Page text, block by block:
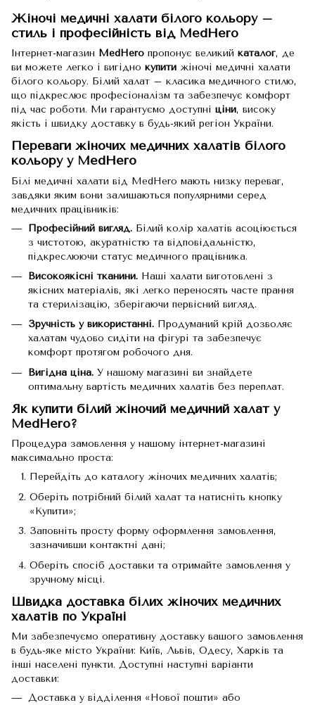
Жіночі медичні халати білого кольору –
стиль і професійність від MedHero
Інтернет-магазин MedHero пропонує великий каталог, де
ви можете легко і вигідно купити жіночі медичні халати
білого кольору. Білий халат – класика медичного стилю,
що підкреслює професіоналізм та забезпечує комфорт
під час роботи. Ми гарантуємо доступні ціни, високу
якість і швидку доставку в будь-який регіон України.
Переваги жіночих медичних халатів білого
кольору у MedHero
Білі медичні халати від MedHero мають низку переваг,
завдяки яким вони залишаються популярними серед
медичних працівників:
Професійний вигляд. Білий колір халатів асоціюється
з чистотою, акуратністю та відповідальністю,
підкреслюючи статус медичного працівника.
Високоякісні тканини. Наші халати виготовлені з
якісних матеріалів, які легко переносять часте прання
та стерилізацію, зберігаючи первісний вигляд.
Зручність у використанні. Продуманий крій дозволяє
халатам чудово сидіти на фігурі та забезпечує
комфорт протягом робочого дня.
Вигідна ціна. У нашому магазині ви знайдете
оптимальну вартість медичних халатів без переплат.
Як купити білий жіночий медичний халат у
MedHero?
Процедура замовлення у нашому інтернет-магазині
максимально проста:
Перейдіть до каталогу жіночих медичних халатів;
Оберіть потрібний білий халат та натисніть кнопку
«Купити»;
Заповніть просту форму оформлення замовлення,
зазначивши контактні дані;
Оберіть спосіб доставки та отримайте замовлення у
зручному місці.
Швидка доставка білих жіночих медичних
халатів по Україні
Ми забезпечуємо оперативну доставку вашого замовлення
в будь-яке місто України: Київ, Львів, Одесу, Харків та
інші населені пункти. Доступні наступні варіанти
доставки:
Доставка у відділення «Нової пошти» або